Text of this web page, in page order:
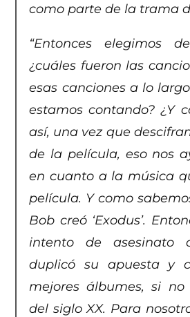
como parte de la trama
“Entonces elegimos
¿cuáles fueron las
esas canciones a lo
estamos contando? ¿Y
así, una vez que
de la película, eso nos
en cuanto a la música
película. Y como
Bob creó ‘Exodus’.
intento de asesinato
duplicó su apuesta y
mejores álbumes, si
del siglo XX. Para